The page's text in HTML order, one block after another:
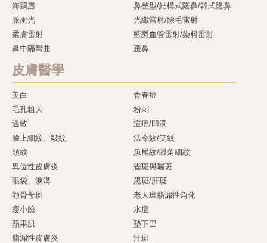
海鷗唇
鼻整型/結構式隆鼻/韓式隆鼻
脈衝光
光纖雷射/除毛雷射
柔膚雷射
藍爵血管雷射/染料雷射
鼻中隔彎曲
歪鼻
皮膚醫學
美白
青春痘
毛孔粗大
粉刺
過敏
痘疤/凹洞
臉上細紋、皺紋
法令紋/笑紋
頸紋
魚尾紋/眼角細紋
異位性皮膚炎
雀斑與曬斑
眼袋、淚溝
黑斑/肝斑
顴骨母斑
老人斑脂漏性角化
瘦小臉
水痘
蘋果肌
墊下巴
脂漏性皮膚炎
汗斑